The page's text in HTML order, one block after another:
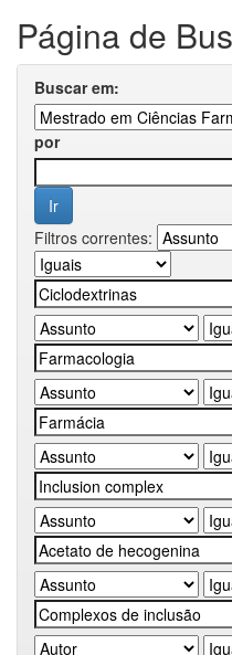
Página de
Buscar em:
por
Filtros correntes: